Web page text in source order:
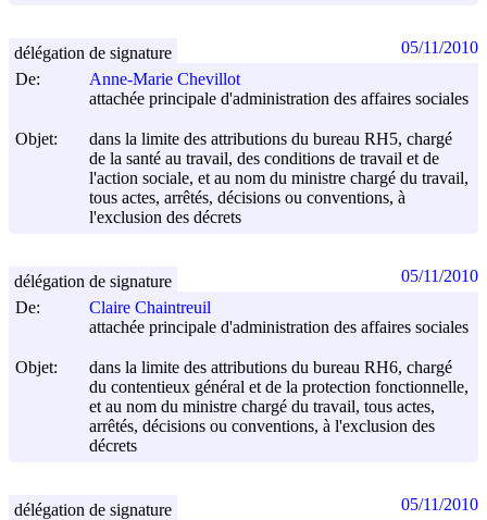
De:
Anne-Marie Chevillot
attachée principale d'administration des affaires sociales
Objet:
dans la limite des attributions du bureau RH5, chargé
de la santé au travail, des conditions de travail et de
l'action sociale, et au nom du ministre chargé du travail,
tous actes, arrêtés, décisions ou conventions, à
l'exclusion des décrets
délégation de signature 05/11/2010
De:
Claire Chaintreuil
attachée principale d'administration des affaires sociales
Objet:
dans la limite des attributions du bureau RH6, chargé
du contentieux général et de la protection fonctionnelle,
et au nom du ministre chargé du travail, tous actes,
arrêtés, décisions ou conventions, à l'exclusion des
décrets
délégation de signature 05/11/2010
délégation de signature 05/11/2010